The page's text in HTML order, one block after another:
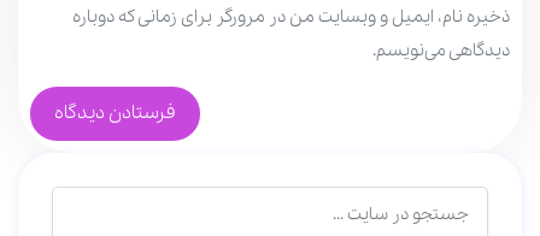
ذخیره نام، ایمیل و وبسایت من در مرورگر برای زمانی که دوباره
دیدگاهی می‌نویسم.